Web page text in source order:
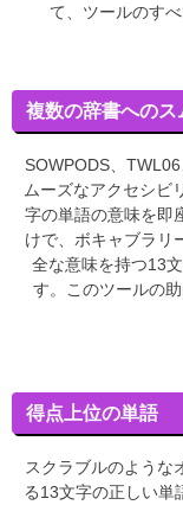
て、ツールのす
複数の辞書へのス
SOWPODS、
ムーズなアクセシビ
字の単語の意味を即
けで、ボキャブラリ
全な意味を持つ13
す。このツールの
得点上位の単語
スクラブルのような
る13文字の正しい単